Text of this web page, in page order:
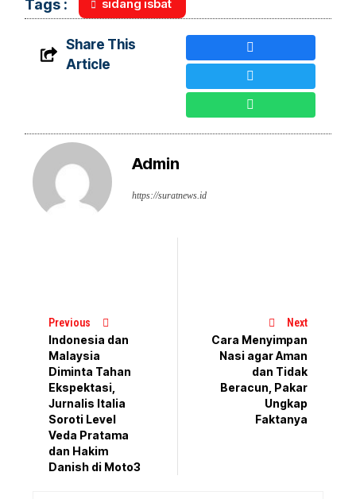
Tags : sidang isbat
Share This
Article
Admin
https://suratnews.id
Previous
Indonesia dan
Malaysia
Diminta Tahan
Ekspektasi,
Jurnalis Italia
Soroti Level
Veda Pratama
dan Hakim
Danish di Moto3
Next
Cara Menyimpan
Nasi agar Aman
dan Tidak
Beracun, Pakar
Ungkap
Faktanya